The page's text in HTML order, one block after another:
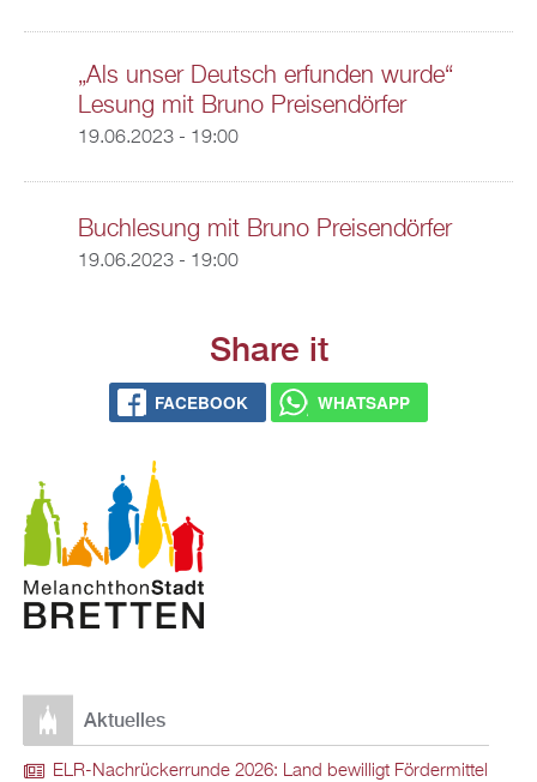
„Als unser Deutsch erfunden wurde“
Lesung mit Bruno Preisendörfer
19.06.2023 - 19:00
Buchlesung mit Bruno Preisendörfer
19.06.2023 - 19:00
Share it
FACEBOOK WHATSAPP
Aktuelles
ELR-Nachrückerrunde 2026: Land bewilligt Fördermittel